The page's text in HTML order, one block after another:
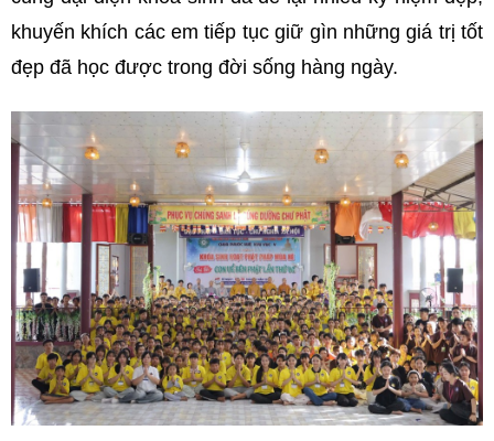
khuyến khích các em tiếp tục giữ gìn những giá trị tốt
đẹp đã học được trong đời sống hàng ngày.